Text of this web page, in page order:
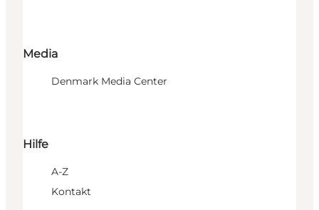
Media
Denmark Media Center
Hilfe
A-Z
Kontakt